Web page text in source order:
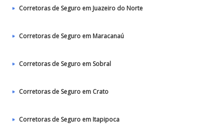
Corretoras de Seguro em Juazeiro do Norte
Corretoras de Seguro em Maracanaú
Corretoras de Seguro em Sobral
Corretoras de Seguro em Crato
Corretoras de Seguro em Itapipoca